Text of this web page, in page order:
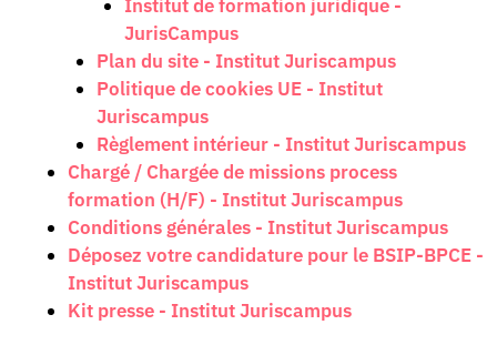
Institut de formation juridique -
JurisCampus
Plan du site - Institut Juriscampus
Politique de cookies UE - Institut
Juriscampus
Règlement intérieur - Institut Juriscampus
Chargé / Chargée de missions process
formation (H/F) - Institut Juriscampus
Conditions générales - Institut Juriscampus
Déposez votre candidature pour le BSIP-BPCE -
Institut Juriscampus
Kit presse - Institut Juriscampus